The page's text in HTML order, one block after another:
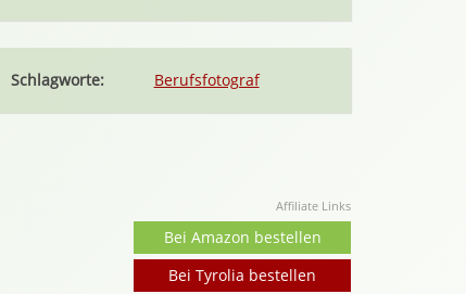
Schlagworte: Berufsfotograf
Affiliate Links
Bei Amazon bestellen
Bei Tyrolia bestellen